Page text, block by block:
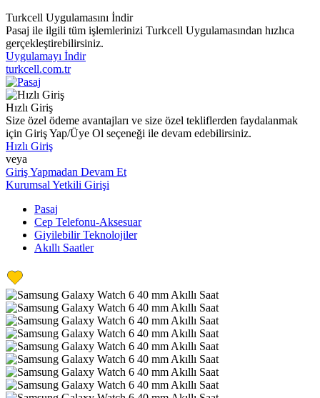
Turkcell Uygulamasını İndir
Pasaj ile ilgili tüm işlemlerinizi Turkcell Uygulamasından hızlıca
gerçekleştirebilirsiniz.
Uygulamayı İndir
turkcell.com.tr
Hızlı Giriş
Size özel ödeme avantajları ve size özel tekliflerden faydalanmak
için Giriş Yap/Üye Ol seçeneği ile devam edebilirsiniz.
Hızlı Giriş
veya
Giriş Yapmadan Devam Et
Kurumsal Yetkili Girişi
Pasaj
Cep Telefonu-Aksesuar
Giyilebilir Teknolojiler
Akıllı Saatler